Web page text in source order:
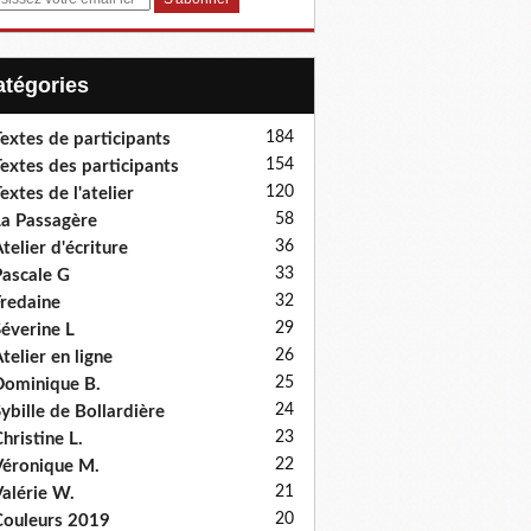
de participants 184
des participants 154
de l'atelier 120
Passagère 58
d'écriture 36
G 33
32
L 29
en ligne 26
B. 25
de Bollardière 24
L. 23
M. 22
W. 21
2019 20